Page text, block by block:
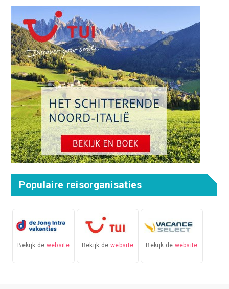
Populaire reisorganisaties
Bekijk de website Bekijk dewebsite Bekijk de website